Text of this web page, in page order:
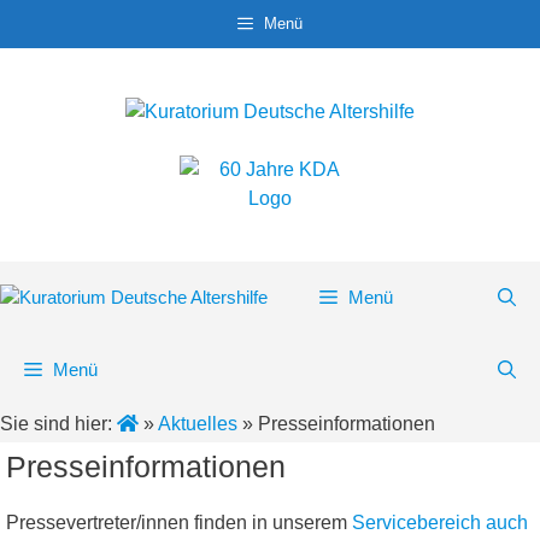
Menü
Menü
Menü
Sie sind hier: »Aktuelles » Presseinformationen
Presseinformationen
Pressevertreter/innen finden in unserem Servicebereich auch